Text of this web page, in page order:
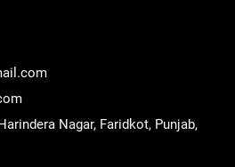
Nagar, Faridkot, Punjab,